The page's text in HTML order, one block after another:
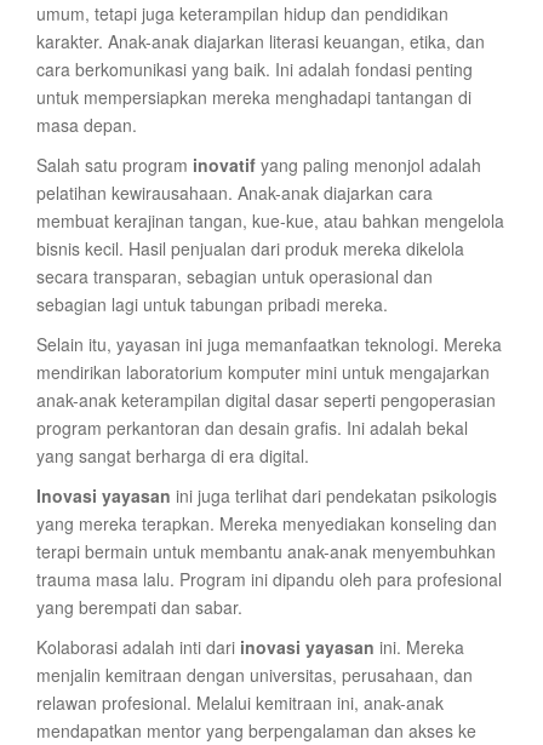
umum, tetapi juga keterampilan hidup dan pendidikan
karakter. Anak-anak diajarkan literasi keuangan, etika, dan
cara berkomunikasi yang baik. Ini adalah fondasi penting
untuk mempersiapkan mereka menghadapi tantangan di
masa depan.
Salah satu program inovatif yang paling menonjol adalah
pelatihan kewirausahaan. Anak-anak diajarkan cara
membuat kerajinan tangan, kue-kue, atau bahkan mengelola
bisnis kecil. Hasil penjualan dari produk mereka dikelola
secara transparan, sebagian untuk operasional dan
sebagian lagi untuk tabungan pribadi mereka.
Selain itu, yayasan ini juga memanfaatkan teknologi. Mereka
mendirikan laboratorium komputer mini untuk mengajarkan
anak-anak keterampilan digital dasar seperti pengoperasian
program perkantoran dan desain grafis. Ini adalah bekal
yang sangat berharga di era digital.
Inovasi yayasan ini juga terlihat dari pendekatan psikologis
yang mereka terapkan. Mereka menyediakan konseling dan
terapi bermain untuk membantu anak-anak menyembuhkan
trauma masa lalu. Program ini dipandu oleh para profesional
yang berempati dan sabar.
Kolaborasi adalah inti dari inovasi yayasan ini. Mereka
menjalin kemitraan dengan universitas, perusahaan, dan
relawan profesional. Melalui kemitraan ini, anak-anak
mendapatkan mentor yang berpengalaman dan akses ke